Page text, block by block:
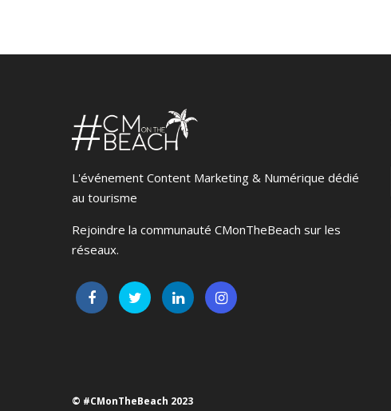
L'événement Content Marketing & Numérique dédié
au tourisme
Rejoindre la communauté CMonTheBeach sur les
réseaux.
© #CMonTheBeach 2023